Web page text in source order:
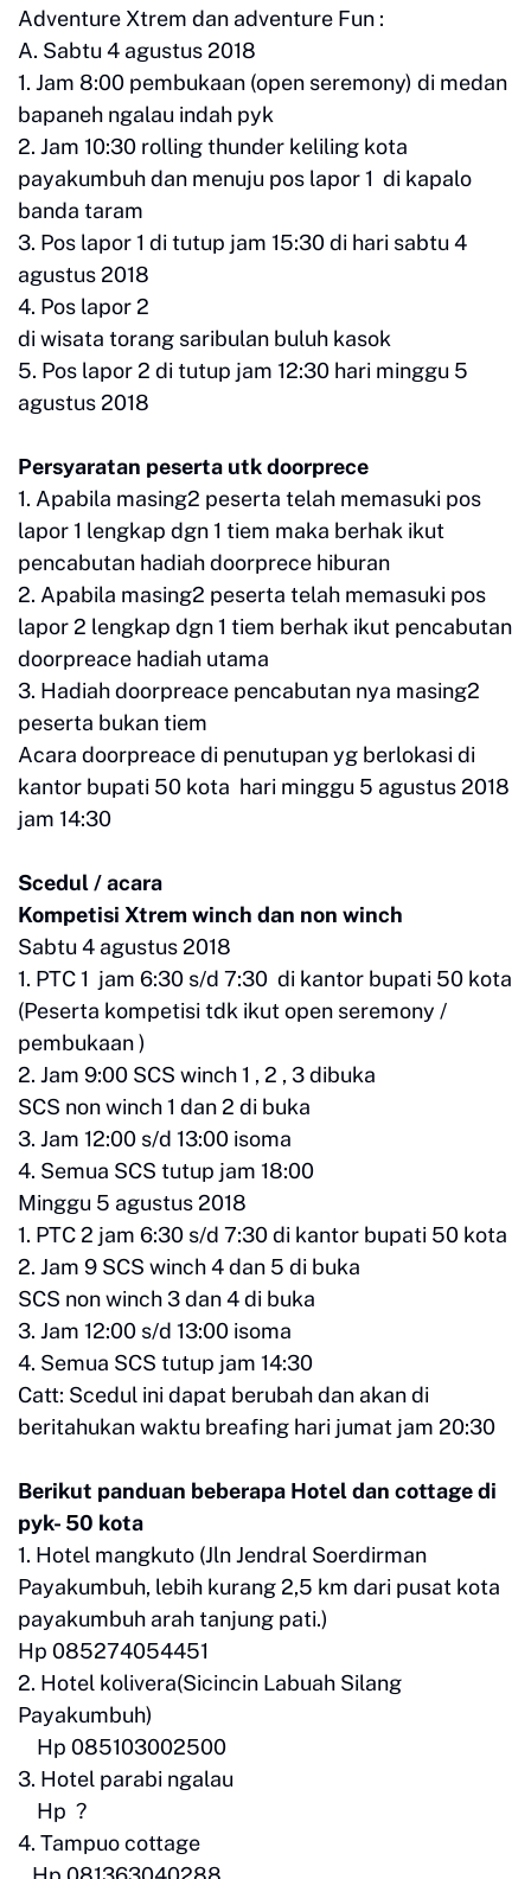
Adventure Xtrem dan adventure Fun :
A. Sabtu 4 agustus 2018
1. Jam 8:00 pembukaan (open seremony) di medan
bapaneh ngalau indah pyk
2. Jam 10:30 rolling thunder keliling kota
payakumbuh dan menuju pos lapor 1 di kapalo
banda taram
3. Pos lapor 1 di tutup jam 15:30 di hari sabtu 4
agustus 2018
4. Pos lapor 2
di wisata torang saribulan buluh kasok
5. Pos lapor 2 di tutup jam 12:30 hari minggu 5
agustus 2018
Persyaratan peserta utk doorprece
1. Apabila masing2 peserta telah memasuki pos
lapor 1 lengkap dgn 1 tiem maka berhak ikut
pencabutan hadiah doorprece hiburan
2. Apabila masing2 peserta telah memasuki pos
lapor 2 lengkap dgn 1 tiem berhak ikut pencabutan
doorpreace hadiah utama
3. Hadiah doorpreace pencabutan nya masing2
peserta bukan tiem
Acara doorpreace di penutupan yg berlokasi di
kantor bupati 50 kota hari minggu 5 agustus 2018
jam 14:30
Scedul / acara
Kompetisi Xtrem winch dan non winch
Sabtu 4 agustus 2018
1. PTC 1 jam 6:30 s/d 7:30 di kantor bupati 50 kota
(Peserta kompetisi tdk ikut open seremony /
pembukaan )
2. Jam 9:00 SCS winch 1 , 2 , 3 dibuka
SCS non winch 1 dan 2 di buka
3. Jam 12:00 s/d 13:00 isoma
4. Semua SCS tutup jam 18:00
Minggu 5 agustus 2018
1. PTC 2 jam 6:30 s/d 7:30 di kantor bupati 50 kota
2. Jam 9 SCS winch 4 dan 5 di buka
SCS non winch 3 dan 4 di buka
3. Jam 12:00 s/d 13:00 isoma
4. Semua SCS tutup jam 14:30
Catt: Scedul ini dapat berubah dan akan di
beritahukan waktu breafing hari jumat jam 20:30
Berikut panduan beberapa Hotel dan cottage di
pyk- 50 kota
1. Hotel mangkuto (Jln Jendral Soerdirman
Payakumbuh, lebih kurang 2,5 km dari pusat kota
payakumbuh arah tanjung pati.)
Hp 085274054451
2. Hotel kolivera(Sicincin Labuah Silang
Payakumbuh)
Hp 085103002500
3. Hotel parabi ngalau
Hp ?
4. Tampuo cottage